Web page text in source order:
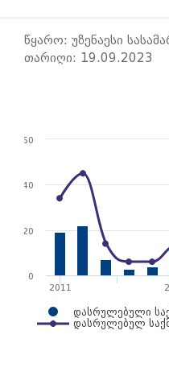
წყარო: უზენაესი
თარიღი: 19.09.2023
დასრულებული
დასრულებულ
2011
0
20
40
60